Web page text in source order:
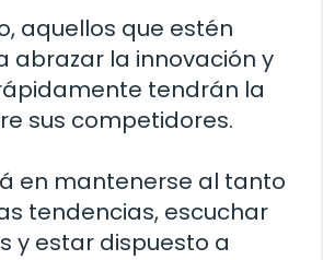
aquellos que estén
abrazar la innovación y
tendrán la
sus competidores.
en mantenerse al tanto
tendencias, escuchar
y estar dispuesto a